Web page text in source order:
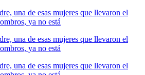
una de esas mujeres que llevaron el
ya no está
una de esas mujeres que llevaron el
ya no está
una de esas mujeres que llevaron el